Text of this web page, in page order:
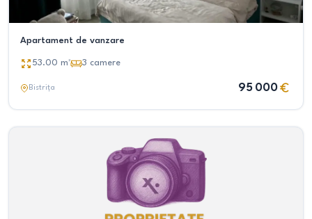
Apartament de vanzare
53.00 m² 3 camere
Bistrița 95 000